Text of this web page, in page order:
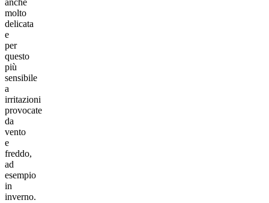
anche
molto
delicata
e
per
questo
più
sensibile
a
irritazioni
provocate
da
vento
e
freddo,
ad
esempio
in
inverno.